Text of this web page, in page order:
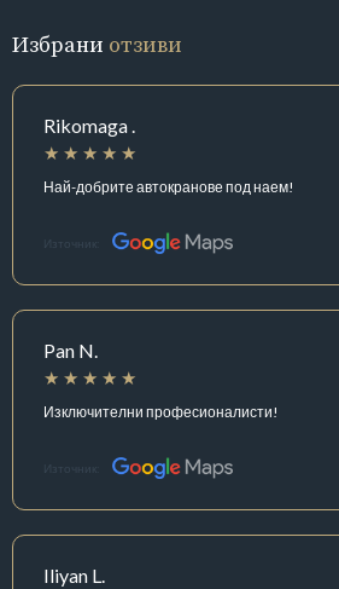
Избрани отзиви
Rikomaga .
Най-добрите автокранове под наем!
Източник:
Pan N.
Изключителни професионалисти!
Източник:
Iliyan L.